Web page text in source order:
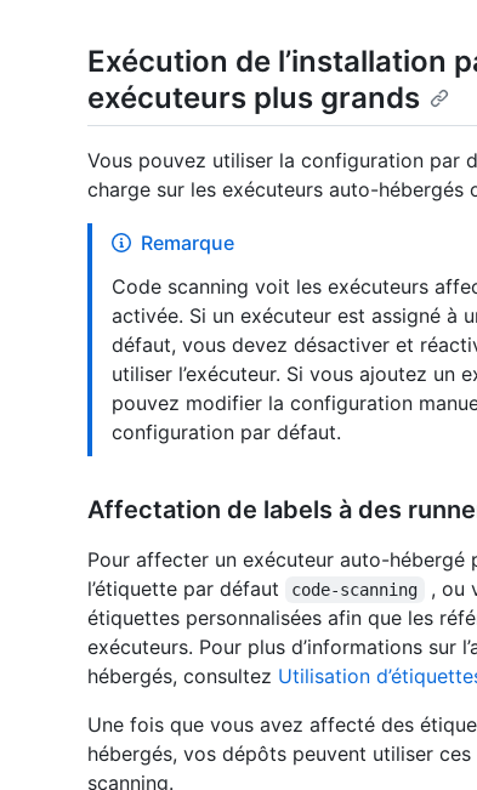
Exécution de l’installation
exécuteurs plus grands
Vous pouvez utiliser la configuration par
charge sur les exécuteurs auto-hébergés
Remarque
Code scanning voit les exécuteurs
activée. Si un exécuteur est assigné à
défaut, vous devez désactiver et
utiliser l’exécuteur. Si vous ajoutez un
pouvez modifier la configuration
configuration par défaut.
Affectation de labels à des
Pour affecter un exécuteur auto-
l’étiquette par défaut
code-scanning
, ou
étiquettes personnalisées afin que les
exécuteurs. Pour plus d’informations sur
hébergés, consultez Utilisation
Une fois que vous avez affecté des
hébergés, vos dépôts peuvent utiliser
scanning.